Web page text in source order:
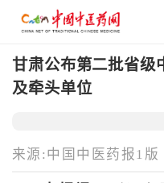
甘肃公布第二批省级
及牵头单位
来源:中国中医药报1版